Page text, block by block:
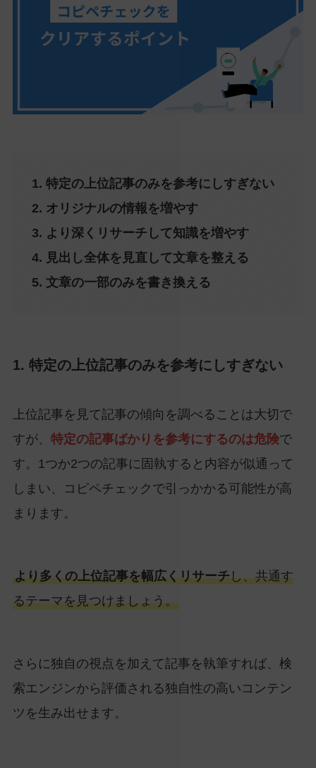
1. 特定の上位記事のみを参考にしすぎない
2. オリジナルの情報を増やす
3. より深くリサーチして知識を増やす
4. 見出し全体を見直して文章を整える
5. 文章の一部のみを書き換える
1. 特定の上位記事のみを参考にしすぎない
上位記事を見て記事の傾向を調べることは大切で
すが、 特定の記事ばかりを参考にするのは危険で
す。1つか2つの記事に固執すると内容が似通って
しまい、コピペチェックで引っかかる可能性が高
まります。
より多くの上位記事を幅広くリサーチし、共通す
るテーマを見つけましょう。
さらに独自の視点を加えて記事を執筆すれば、検
索エンジンから評価される独自性の高いコンテン
ツを生み出せます。